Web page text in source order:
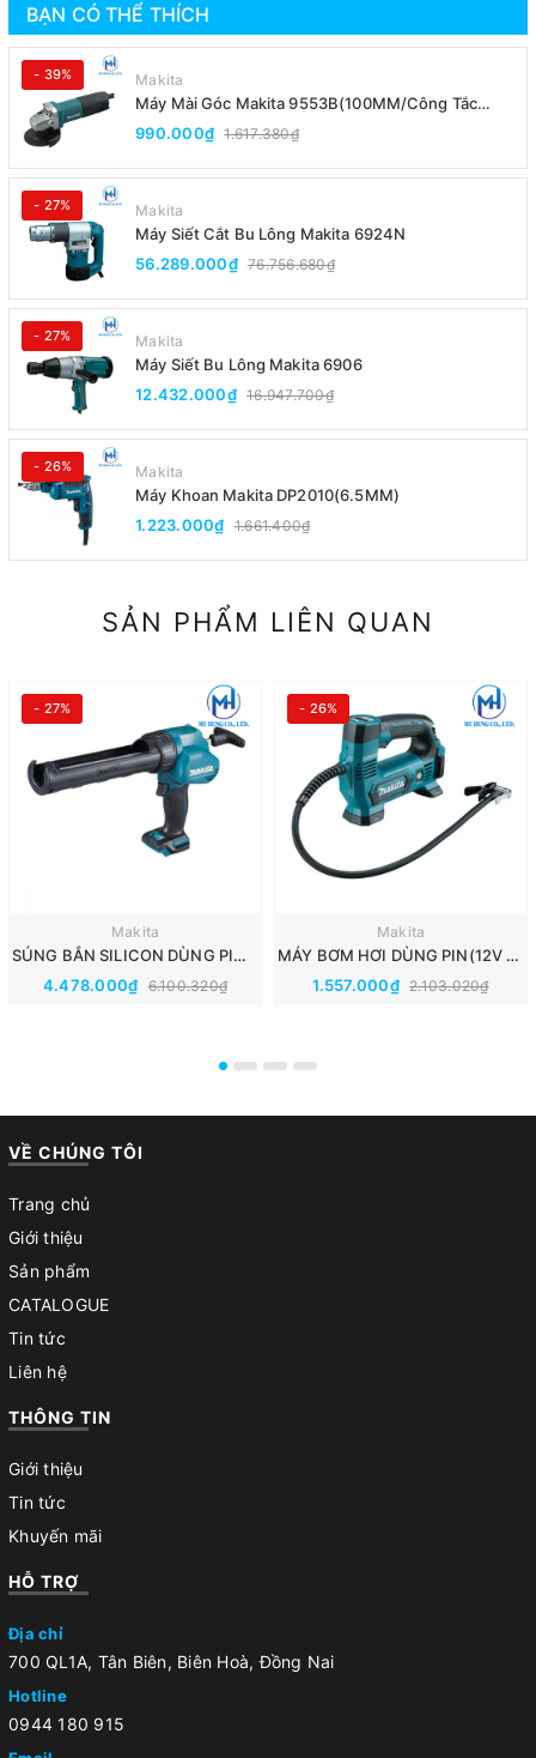
BẠN CÓ THỂ THÍCH
- 39% Makita
Máy Mài Góc Makita 9553B(100MM/Công Tắc
Đuôi)
990.000₫ 1.617.380₫
- 27% Makita
Máy Siết Cắt Bu Lông Makita 6924N
56.289.000₫ 76.756.680₫
- 27% Makita
Máy Siết Bu Lông Makita 6906
12.432.000₫ 16.947.700₫
- 26% Makita
Máy Khoan Makita DP2010(6.5MM)
1.223.000₫ 1.661.400₫
SẢN PHẨM LIÊN QUAN
- 27%
Makita
SÚNG BẮN SILICON DÙNG PIN(12V MAX) MAKITA CG100DZA
4.478.000₫ 6.100.320₫
- 26%
Makita
MÁY BƠM HƠI DÙNG PIN(12V MAX) MAKITA MP100DZ
1.557.000₫ 2.103.020₫
VỀ CHÚNG TÔI
Trang chủ
Giới thiệu
Sản phẩm
CATALOGUE
Tin tức
Liên hệ
THÔNG TIN
Giới thiệu
Tin tức
Khuyến mãi
HỖ TRỢ
Địa chỉ
700 QL1A, Tân Biên, Biên Hoà, Đồng Nai
Hotline
0944 180 915